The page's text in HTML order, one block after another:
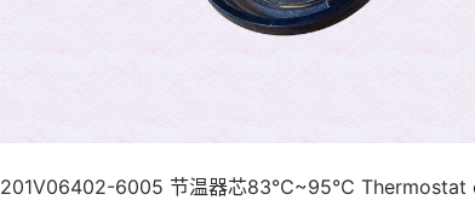
201V06402-6005 节温器芯83℃~95℃ Thermostat